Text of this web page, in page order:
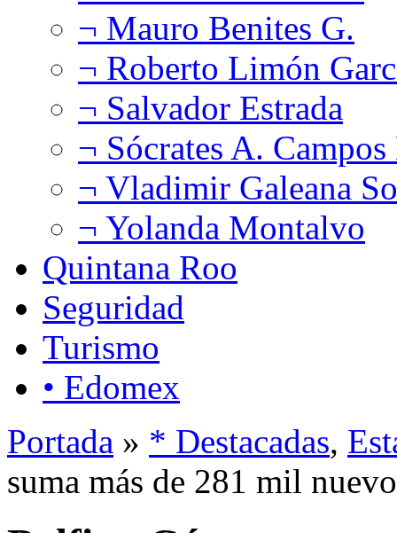
¬ Mauro Benites G.
¬ Roberto Limón
¬ Salvador Estrada
¬ Sócrates A.
¬ Vladimir Galeana
¬ Yolanda Montalvo
Quintana Roo
Seguridad
Turismo
• Edomex
Portada » * Destacadas,
suma más de 281 mil